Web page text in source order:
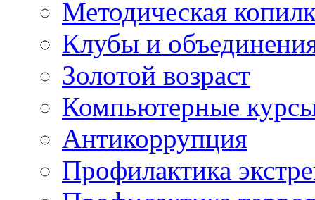
Методическая
Клубы и
Золотой возраст
Компьютерные
Антикоррупция
Профилактика